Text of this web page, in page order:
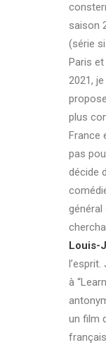
saison
(série
Paris
2021, je
plus
France
pas
décide
général
Louis-
à
un film